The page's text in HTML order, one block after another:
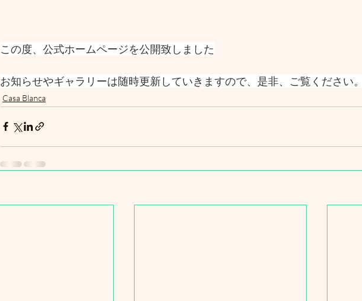
この度、公式ホームページを公開致しました
お知らせやギャラリーは随時更新していきますので、是非、ご覧ください。
Casa Blanca